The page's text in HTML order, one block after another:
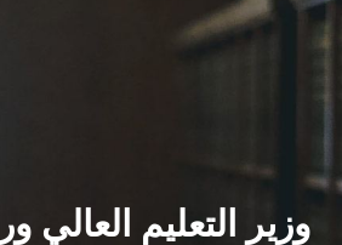
وزير التعليم العالي